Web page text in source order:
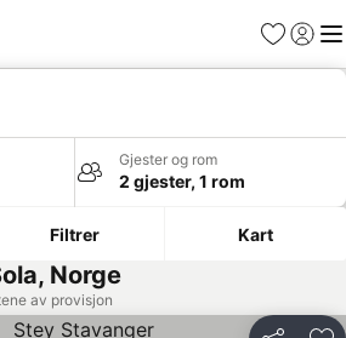
Favoritter
Logg
Gjester og rom
2 gjester, 1 rom
Filtrer Kart
Norge
av provisjon